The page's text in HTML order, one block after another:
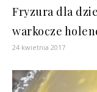
Fryzura dla
warkocze
24 kwietnia 2017